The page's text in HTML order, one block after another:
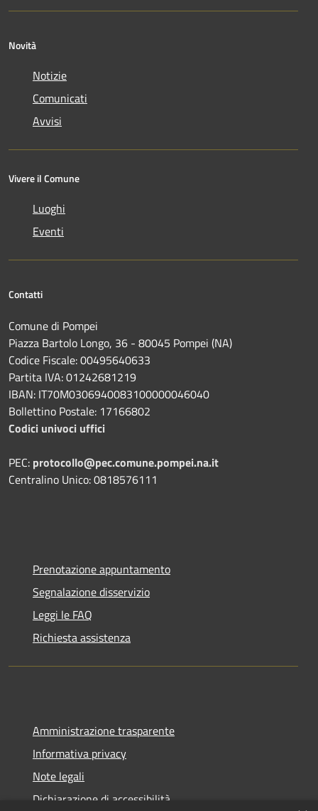
Novità
Notizie
Comunicati
Avvisi
Vivere il Comune
Luoghi
Eventi
Contatti
Comune di Pompei
Piazza Bartolo Longo, 36 - 80045 Pompei (NA)
Codice Fiscale: 00495640633
Partita IVA: 01242681219
IBAN: IT70M0306940083100000046040
Bollettino Postale: 17166802
Codici univoci uffici
PEC: protocollo@pec.comune.pompei.na.it
Centralino Unico: 0818576111
Prenotazione appuntamento
Segnalazione disservizio
Leggi le FAQ
Richiesta assistenza
Amministrazione trasparente
Informativa privacy
Note legali
Dichiarazione di accessibilità